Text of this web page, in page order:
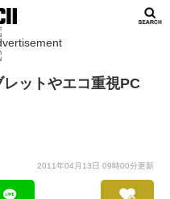
ットやエコ重視PC
2011年04月13日 09時00分更新